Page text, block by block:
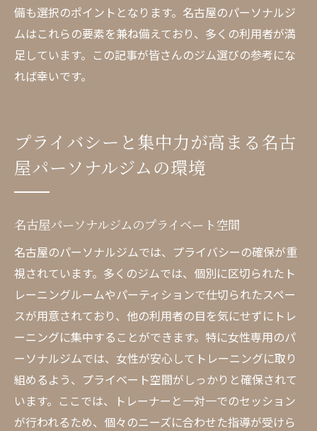
備も選択のポイントとなります。名古屋のパーソナルジ
ムはこれらの要素を兼ね備えており、多くの利用者が満
足しています。この記事が皆さんのジム選びの参考にな
れば幸いです。
プライバシーと集中力が高まる名古
屋パーソナルジムの環境
名古屋パーソナルジムのプライベート空間
名古屋のパーソナルジムでは、プライバシーの確保が重
視されています。多くのジムでは、個別に区切られたト
レーニングルームやパーティションで仕切られたスペー
スが用意されており、他の利用者の目を気にせずにトレ
ーニングに集中することができます。特に女性専用のパ
ーソナルジムでは、女性が安心してトレーニングに取り
組めるよう、プライベート空間がしっかりと確保されて
います。ここでは、トレーナーと一対一でのセッション
が行われるため、個々のニーズに合わせた指導が受けら